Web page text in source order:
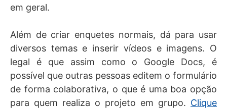
em geral.
Além de criar enquetes normais, dá para usar
diversos temas e inserir vídeos e imagens. O
legal é que assim como o Google Docs, é
possível que outras pessoas editem o formulário
de forma colaborativa, o que é uma boa opção
para quem realiza o projeto em grupo. Clique